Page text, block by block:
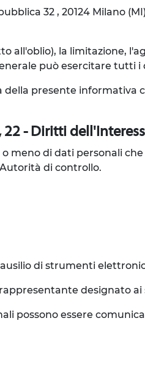
32 , 20124 Milano
all'oblio), la limitazione,
può esercitare tutti i
presente informativa
22 - Diritti
meno di dati personali
di controllo.
di strumenti
designato ai
possono essere